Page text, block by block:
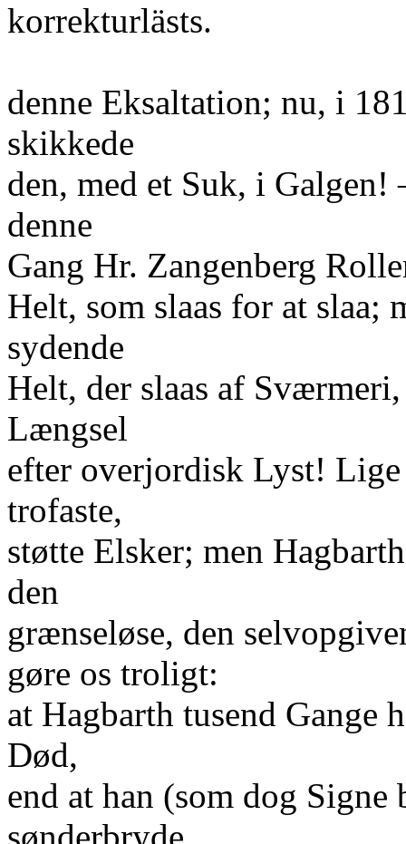
korrekturlästs.
denne Eksaltation; nu, i
skikkede
den, med et Suk, i
denne
Gang Hr. Zangenberg
Helt, som slaas for at slaa;
sydende
Helt, der slaas af
Længsel
efter overjordisk Lyst! Lige
trofaste,
støtte Elsker; men
den
grænseløse, den
gøre os troligt:
at Hagbarth tusend
Død,
end at han (som dog